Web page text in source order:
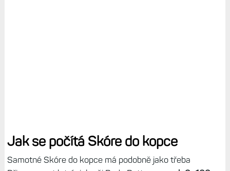
Jak se počítá Skóre do kopce
Samotné Skóre do kopce má podobně jako třeba